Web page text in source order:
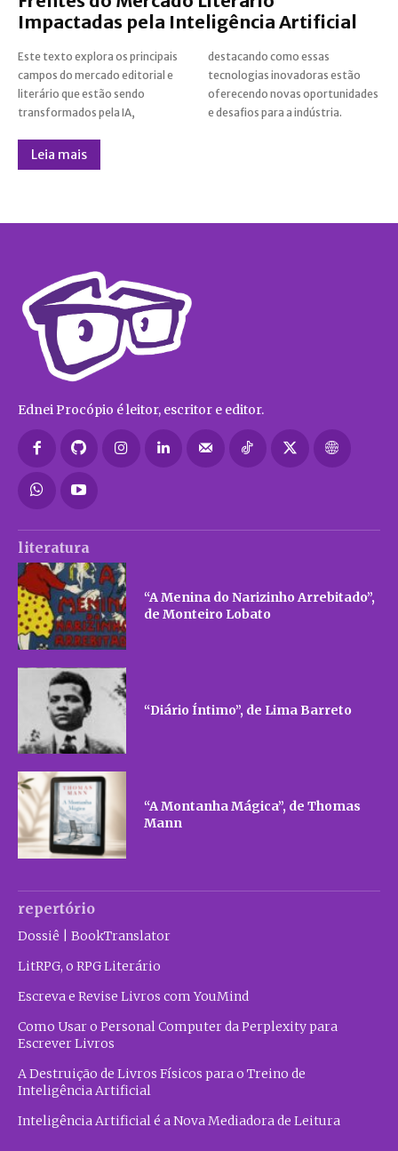
Impactadas pela Inteligência Artificial
Este texto explora os principais
campos do mercado editorial e
literário que estão sendo
transformados pela IA,
destacando como essas
tecnologias inovadoras estão
oferecendo novas oportunidades
e desafios para a indústria.
Leia mais
Ednei Procópio é leitor, escritor e editor.
literatura
“A Menina do Narizinho Arrebitado”,
de Monteiro Lobato
“Diário Íntimo”, de Lima Barreto
“A Montanha Mágica”, de Thomas
Mann
repertório
Dossiê | BookTranslator
LitRPG, o RPG Literário
Escreva e Revise Livros com YouMind
Como Usar o Personal Computer da Perplexity para
Escrever Livros
A Destruição de Livros Físicos para o Treino de
Inteligência Artificial
Inteligência Artificial é a Nova Mediadora de Leitura